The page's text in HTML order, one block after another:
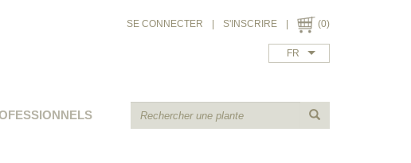
SE CONNECTER S'INSCRIRE (0)
FR